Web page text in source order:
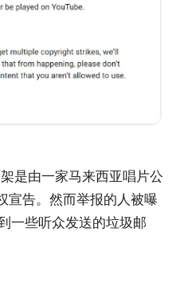
是由一家马来西亚唱片公
宣告。然而举报的人被曝
一些听众发送的垃圾邮